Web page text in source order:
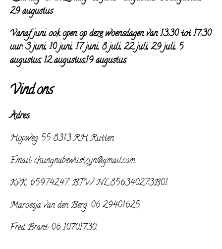
29 augustus.
Vanaf juni ook open op deze woensdagen van 13.30 tot 17.30
uur: 3 juni, 10 juni, 17 juni, 8 juli,22 juli, 29 juli, 5
augustus, 12 augustus,19 augustus.
Vind ons
Adres:
Hopweg 55 8313 RH Rutten.
Email: chungnabewustzijn@gmail.com
KvK: 65974247. BTW: NL856340273B01.
Maroesja van den Berg: 06 29401625.
Fred Brant: 06 10701730.